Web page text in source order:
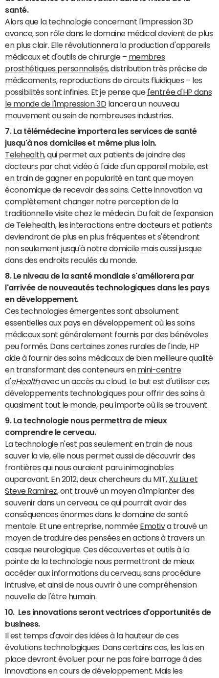
santé.
Alors que la technologie concernant l'impression 3D
avance, son rôle dans le domaine médical devient de plus
en plus clair. Elle révolutionnera la production d'appareils
médicaux et d'outils de chirurgie – membres
prosthétiques personnalisés, distribution très précise de
médicaments, reproductions de circuits fluidiques – les
possibilités sont infinies. Et je pense que l'entrée d'HP dans
le monde de l'impression 3D lancera un nouveau
mouvement au sein de nombreuses industries.
7. La télémédecine importera les services de santé
jusqu'à nos domiciles et même plus loin.
Telehealth, qui permet aux patients de joindre des
docteurs par chat vidéo à l'aide d'un appareil mobile, est
en train de gagner en popularité en tant que moyen
économique de recevoir des soins. Cette innovation va
complètement changer notre perception de la
traditionnelle visite chez le médecin. Du fait de l'expansion
de Telehealth, les interactions entre docteurs et patients
deviendront de plus en plus fréquentes et s'étendront
non seulement jusqu'à notre domicile mais aussi jusque
dans des endroits reculés du monde.
8. Le niveau de la santé mondiale s'améliorera par
l'arrivée de nouveautés technologiques dans les pays
en développement.
Ces technologies émergentes sont absolument
essentielles aux pays en développement où les soins
médicaux sont généralement fournis par des bénévoles
peu formés. Dans certaines zones rurales de l'Inde, HP
aide à fournir des soins médicaux de bien meilleure qualité
en transformant des conteneurs en mini-centre
d'eHealthavec un accès au cloud. Le but est d'utiliser ces
développements technologiques pour offrir des soins à
quasiment tout le monde, peu importe où ils se trouvent.
9. La technologie nous permettra de mieux
comprendre le cerveau.
La technologie n'est pas seulement en train de nous
sauver la vie, elle nous permet aussi de découvrir des
frontières qui nous auraient paru inimaginables
auparavant. En 2012, deux chercheurs du MIT, Xu Liu et
Steve Ramirez, ont trouvé un moyen d'implanter des
souvenir dans un cerveau, ce qui pourrait avoir des
conséquences énormes dans le domaine de santé
mentale. Et une entreprise, nommée Emotiva trouvé un
moyen de traduire des pensées en actions à travers un
casque neurologique. Ces découvertes et outils à la
pointe de la technologie nous permettront de mieux
accéder aux informations du cerveau, sans procédure
intrusive, et ainsi de nous ouvrir à une compréhension
nouvelle de l'être humain.
10. Les innovations seront vectrices d'opportunités de
business.
Il est temps d'avoir des idées à la hauteur de ces
évolutions technologiques. Dans certains cas, les lois en
place devront évoluer pour ne pas faire barrage à des
innovations en cours de développement. Mais les